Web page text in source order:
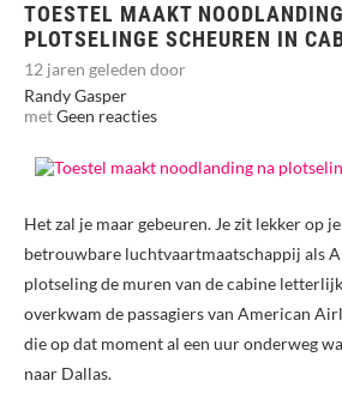
TOESTEL MAAKT
PLOTSELINGE SCHEUREN IN
12 jaren geleden door
Randy Gasper
metGeen reacties
Het zal je maar gebeuren. Je zit lekker op
betrouwbare luchtvaartmaatschappij als
plotseling de muren van de cabine
overkwam de passagiers van American
die op dat moment al een uur onderweg
naar Dallas.